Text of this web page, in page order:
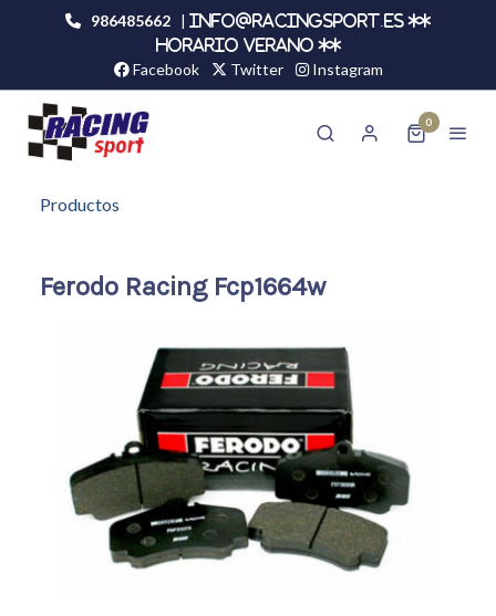
986485662 |
info@racingsport.es **
HORARIO VERANO **
Facebook Twitter Instagram
0
Productos
Ferodo Racing Fcp1664w